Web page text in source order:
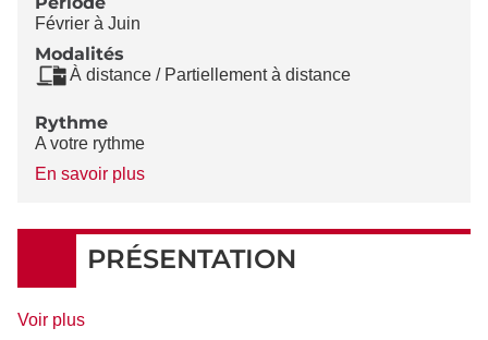
Février à Juin
Modalités
À distance / Partiellement à distance
Rythme
A votre rythme
En savoir plusà
Rythme
PRÉSENTATION
Voir plusde